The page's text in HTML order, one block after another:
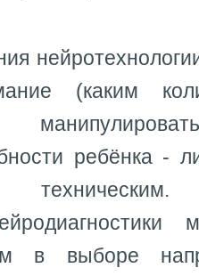
(каким
ребёнка -
в выборе